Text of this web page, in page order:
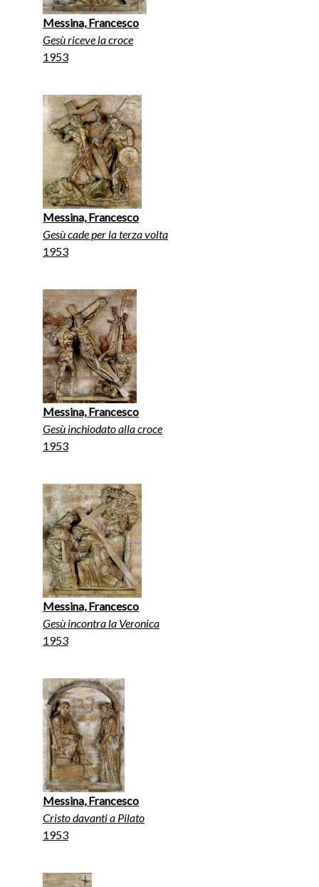
Messina, Francesco
Gesù riceve la croce
1953
Messina, Francesco
Gesù cade per la terza volta
1953
Messina, Francesco
Gesù inchiodato alla croce
1953
Messina, Francesco
Gesù incontra la Veronica
1953
Messina, Francesco
Cristo davanti a Pilato
1953